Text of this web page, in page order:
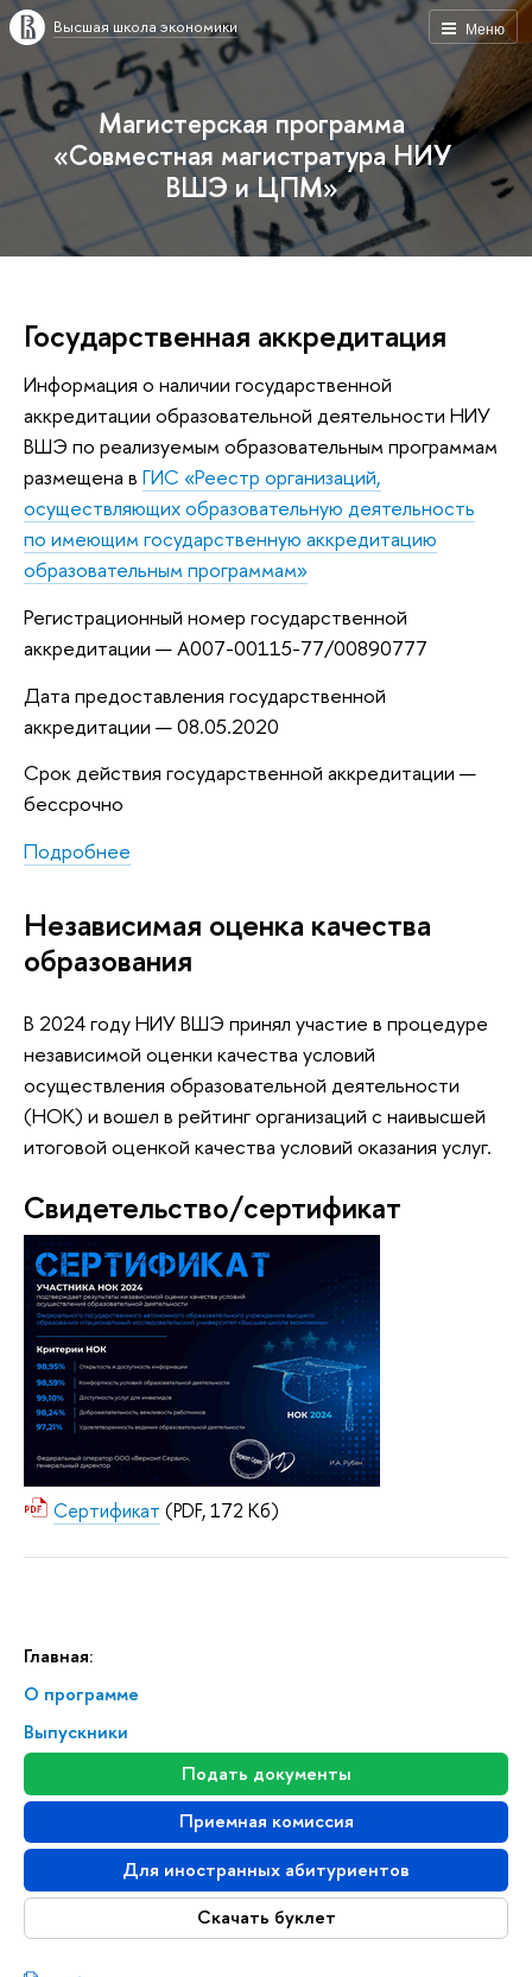
Меню
Высшая школа экономики
Магистерская программа
«Совместная магистратура НИУ
ВШЭ и ЦПМ»
Главная:
О программе
Выпускники
Подать документы
Приемная комиссия
Для иностранных абитуриентов
Скачать буклет
Государственная аккредитация
Информация о наличии государственной
аккредитации образовательной деятельности НИУ
ВШЭ по реализуемым образовательным программам
размещена в ГИС «Реестр организаций,
осуществляющих образовательную деятельность
по имеющим государственную аккредитацию
образовательным программам»
Регистрационный номер государственной
аккредитации — А007-00115-77/00890777
Дата предоставления государственной
аккредитации — 08.05.2020
Срок действия государственной аккредитации —
бессрочно
Подробнее
Независимая оценка качества
образования
В 2024 году НИУ ВШЭ принял участие в процедуре
независимой оценки качества условий
осуществления образовательной деятельности
(НОК) и вошел в рейтинг организаций с наивысшей
итоговой оценкой качества условий оказания услуг.
Свидетельство/сертификат
Сертификат (PDF, 172 Кб)